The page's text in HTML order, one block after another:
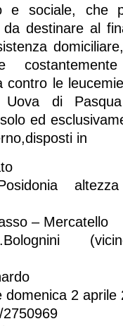
e sociale, che
destinare al
costantemente
contro le
di
ed
in
– Mercatello
domenica 2 aprile